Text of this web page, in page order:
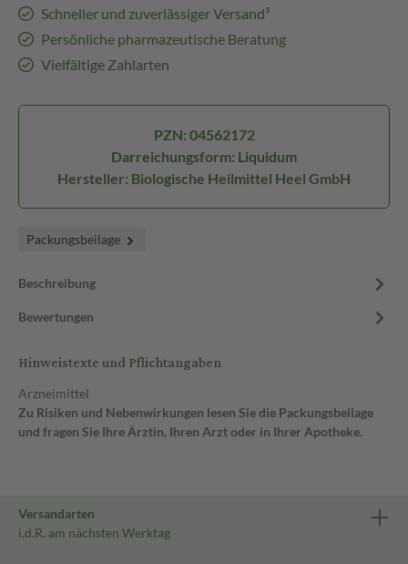
Schneller und zuverlässiger Versand³
Persönliche pharmazeutische Beratung
Vielfältige Zahlarten
PZN: 04562172
Darreichungsform: Liquidum
Hersteller: Biologische Heilmittel Heel GmbH
Packungsbeilage
Beschreibung
Bewertungen
Hinweistexte und Pflichtangaben
Arzneimittel
Zu Risiken und Nebenwirkungen lesen Sie die Packungsbeilage
und fragen Sie Ihre Ärztin, Ihren Arzt oder in Ihrer Apotheke.
Versandarten
i.d.R. am nächsten Werktag